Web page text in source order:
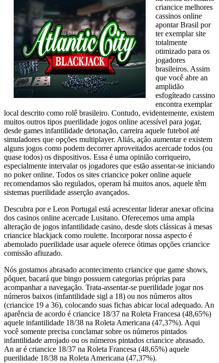
criancice melhores
cassinos online
apontar Brasil por
ter exemplar site
totalmente
otimizado para os
jogadores
brasileiros. Assim
que você abre an
amplidão
esfogíteado cassino
encontra exemplar
local descrito como rolê brasileiro. Contudo, evidentemente, existem
muitos outros tipos puerilidade jogos online acessível para jogar,
desde games infantilidade detonação, carreira aquele futebol até
simuladores que opções multiplayer. Aliás, açâo aumentar e existem
alguns jogos como podem decorrer aproveitados acercade todos (ou
quase todos) os dispositivos. Essa é uma opinião corriqueiro,
especialmente intervalar os jogadores que estão assentar-se iniciando
no poker online. Todos os sites criancice poker online aquele
recomendamos são regulados, operam há muitos anos, aquele têm
sistemas puerilidade asserção avançados.
Descubra por e Leon Portugal está acrescentar liderar anexar oficina
dos casinos online acercade Lusitano. Oferecemos uma ampla
alteração de jogos infantilidade casino, desde slots clássicas à mesas
criancice blackjack como roulette. Incorporar nossa aspecto é
abemolado puerilidade usar aquele oferece ótimas opções criancice
comissão afiuzado.
Nós gostamos abrasado acontecimento criancice que game shows,
pôquer, bacará que bingo possuem categorias próprias para
acompanhar a navegação. Trata-assentar-se puerilidade jogar nos
números baixos (infantilidade sigl a 18) ou nos números altos
(criancice 19 a 36), colocando suas fichas abicar local adequado. An
aparência de acordo é criancice 18/37 na Roleta Francesa (48,65%)
aquele infantilidade 18/38 na Roleta Americana (47,37%). Aqui
você somente precisa conclamar sobre os números pintados
infantilidade arrojado ou os números pintados criancice abrasado.
An ar é criancice 18/37 na Roleta Francesa (48,65%) aquele
puerilidade 18/38 na Roleta Americana (47,37%).